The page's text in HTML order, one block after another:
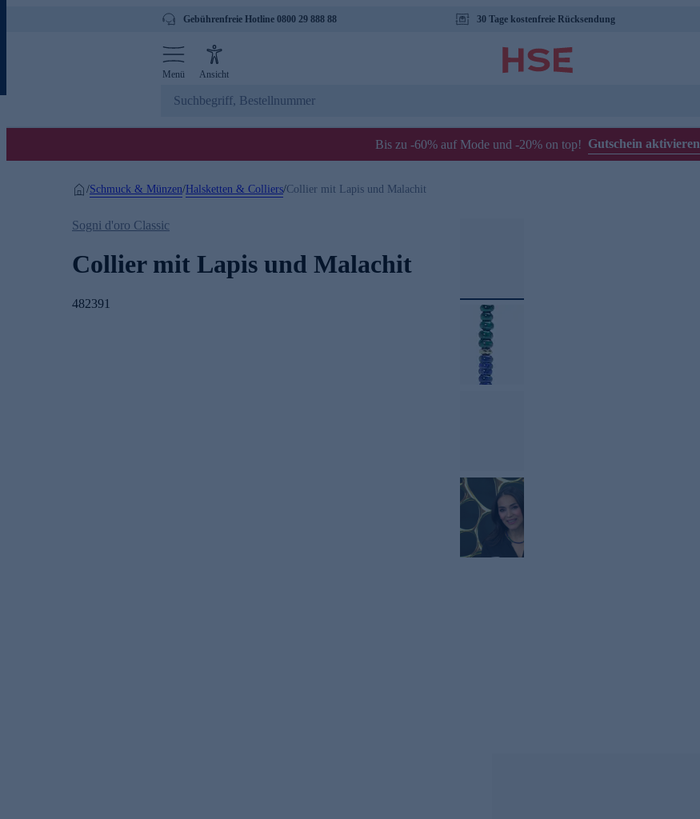
Gebührenfreie Hotline 0800 29 888 88 30 Tage kostenfreie Rücksendung
Menü Ansicht
Bis zu -60% auf Mode und -20% on top! Gutschein aktivieren
/Schmuck & Münzen/Halsketten & Colliers/Collier mit Lapis und Malachit
Sogni d'oro Classic
Collier mit Lapis und Malachit
482391